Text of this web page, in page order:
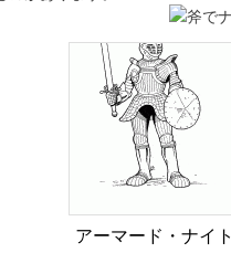
アーマード・ナイト